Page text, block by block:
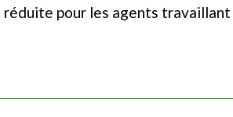
pour les agents travaillant